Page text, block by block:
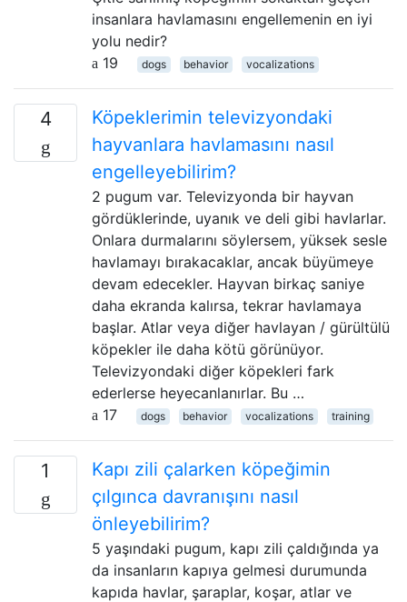
insanlara havlamasını engellemenin en iyi
yolu nedir?
19
dogs behavior vocalizations
4
Köpeklerimin televizyondaki
hayvanlara havlamasını nasıl
engelleyebilirim?
2 pugum var. Televizyonda bir hayvan
gördüklerinde, uyanık ve deli gibi havlarlar.
Onlara durmalarını söylersem, yüksek sesle
havlamayı bırakacaklar, ancak büyümeye
devam edecekler. Hayvan birkaç saniye
daha ekranda kalırsa, tekrar havlamaya
başlar. Atlar veya diğer havlayan / gürültülü
köpekler ile daha kötü görünüyor.
Televizyondaki diğer köpekleri fark
ederlerse heyecanlanırlar. Bu …
17
dogs behavior vocalizations training
1
Kapı zili çalarken köpeğimin
çılgınca davranışını nasıl
önleyebilirim?
5 yaşındaki pugum, kapı zili çaldığında ya
da insanların kapıya gelmesi durumunda
kapıda havlar, şaraplar, koşar, atlar ve